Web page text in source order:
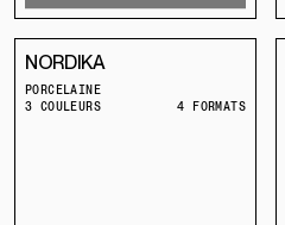
NORDIKA
PORCELAINE
3 COULEURS
4 FORMATS